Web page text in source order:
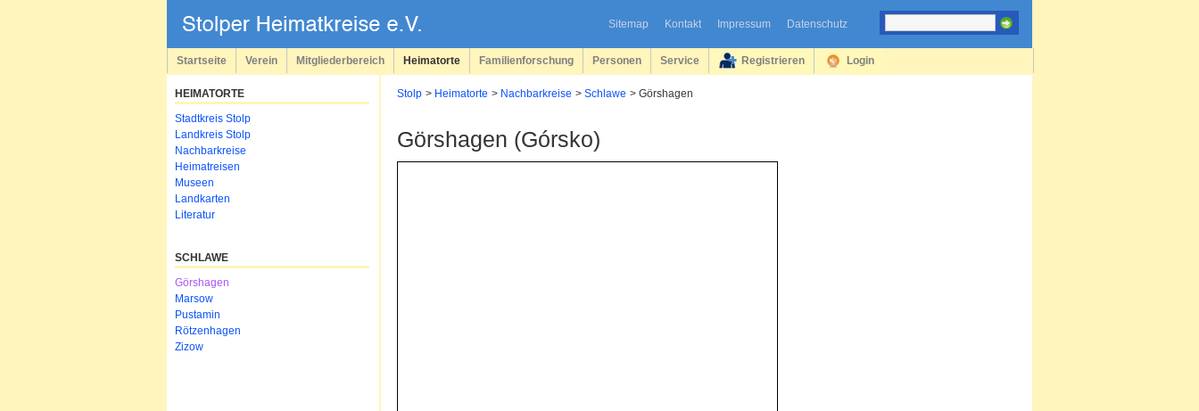
Sitemap Kontakt Impressum Datenschutz
überspringen
Startseite Verein Mitgliederbereich Heimatorte Familienforschung Personen Service Registrieren Login
Stolp Heimatorte Nachbarkreise Schlawe Görshagen
Görshagen (Górsko)
HEIMATORTE
Navigation
überspringen
Stadtkreis Stolp
Landkreis Stolp
Nachbarkreise
Heimatreisen
Museen
Landkarten
Literatur
SCHLAWE
Navigation
überspringen
Görshagen
Marsow
Pustamin
Rötzenhagen
Zizow